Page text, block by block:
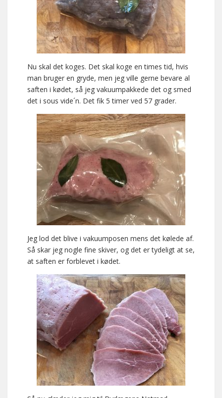
Nu skal det koges. Det skal koge en times tid, hvis
man bruger en gryde, men jeg ville gerne bevare al
saften i kødet, så jeg vakuumpakkede det og smed
det i sous vide´n. Det fik 5 timer ved 57 grader.
Jeg lod det blive i vakuumposen mens det kølede af.
Så skar jeg nogle fine skiver, og det er tydeligt at se,
at saften er forblevet i kødet.